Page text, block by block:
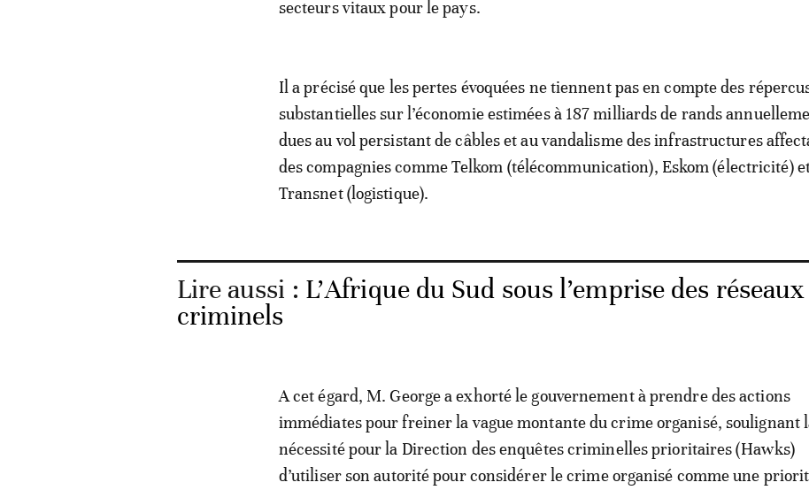
secteurs vitaux pour le pays.
Il a précisé que les pertes évoquées ne tiennent pas en compte des
substantielles sur l’économie estimées à 187 milliards de rands
dues au vol persistant de câbles et au vandalisme des infrastructures
des compagnies comme Telkom (télécommunication), Eskom (électricité)
Transnet (logistique).
Lire aussi : L’Afrique du Sud sous l’emprise des réseaux
criminels
A cet égard, M. George a exhorté le gouvernement à prendre des actions
immédiates pour freiner la vague montante du crime organisé, soulignant
nécessité pour la Direction des enquêtes criminelles prioritaires (Hawks)
d’utiliser son autorité pour considérer le crime organisé comme une